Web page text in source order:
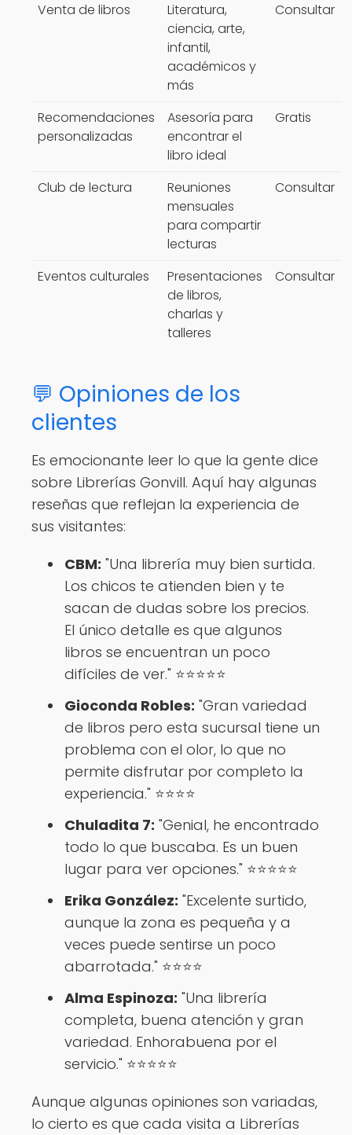
Venta de libros
Literatura,
ciencia, arte,
infantil,
académicos y
más
Consultar
Recomendaciones
personalizadas
Asesoría para
encontrar el
libro ideal
Gratis
Club de lectura
Reuniones
mensuales
para compartir
lecturas
Consultar
Eventos culturales
Presentaciones
de libros,
charlas y
talleres
Consultar
💬 Opiniones de los
clientes
Es emocionante leer lo que la gente dice
sobre Librerías Gonvill. Aquí hay algunas
reseñas que reflejan la experiencia de
sus visitantes:
CBM: "Una librería muy bien surtida.
Los chicos te atienden bien y te
sacan de dudas sobre los precios.
El único detalle es que algunos
libros se encuentran un poco
difíciles de ver." ⭐⭐⭐⭐⭐
Gioconda Robles: "Gran variedad
de libros pero esta sucursal tiene un
problema con el olor, lo que no
permite disfrutar por completo la
experiencia." ⭐⭐⭐⭐
Chuladita 7: "Genial, he encontrado
todo lo que buscaba. Es un buen
lugar para ver opciones." ⭐⭐⭐⭐⭐
Erika González: "Excelente surtido,
aunque la zona es pequeña y a
veces puede sentirse un poco
abarrotada." ⭐⭐⭐⭐
Alma Espinoza: "Una librería
completa, buena atención y gran
variedad. Enhorabuena por el
servicio." ⭐⭐⭐⭐⭐
Aunque algunas opiniones son variadas,
lo cierto es que cada visita a Librerías